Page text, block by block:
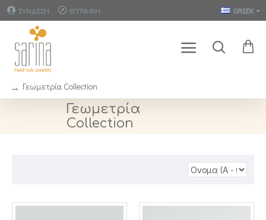
ΣΥΝΔΕΣΗ ΕΓΓΡΑΦΗ GREEK
Γεωμετρία Collection
Γεωμετρία
Collection